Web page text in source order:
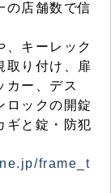
の店舗数で信
、キーレック
取り付け、扉
カー、デス
ロックの開錠
ギと錠・防犯
frame_t